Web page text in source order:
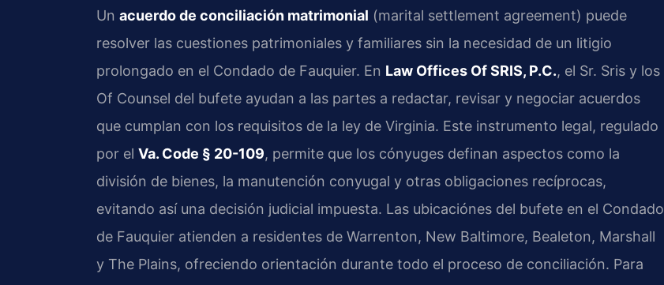
Un acuerdo de conciliación matrimonial (marital settlement agreement) puede
resolver las cuestiones patrimoniales y familiares sin la necesidad de un litigio
prolongado en el Condado de Fauquier. En Law Offices Of SRIS, P.C., el Sr. Sris y los
Of Counsel del bufete ayudan a las partes a redactar, revisar y negociar acuerdos
que cumplan con los requisitos de la ley de Virginia. Este instrumento legal, regulado
por el Va. Code § 20-109, permite que los cónyuges definan aspectos como la
división de bienes, la manutención conyugal y otras obligaciones recíprocas,
evitando así una decisión judicial impuesta. Las ubicaciónes del bufete en el Condado
de Fauquier atienden a residentes de Warrenton, New Baltimore, Bealeton, Marshall
y The Plains, ofreciendo orientación durante todo el proceso de conciliación. Para